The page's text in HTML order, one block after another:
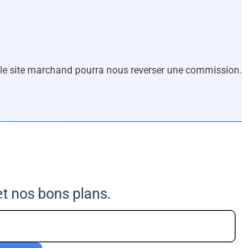
site marchand pourra nous reverser une commission.
nos bons plans.